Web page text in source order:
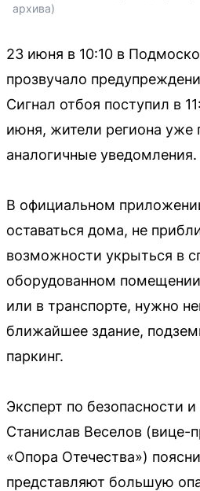
архива)
23 июня в 10:10 в
прозвучало
Сигнал отбоя поступил в
июня, жители региона уже
аналогичные уведомления.
В официальном
оставаться дома, не
возможности укрыться в
оборудованном
или в транспорте, нужно
ближайшее здание,
паркинг.
Эксперт по безопасности
Станислав Веселов (вице-
«Опора Отечества»)
представляют большую